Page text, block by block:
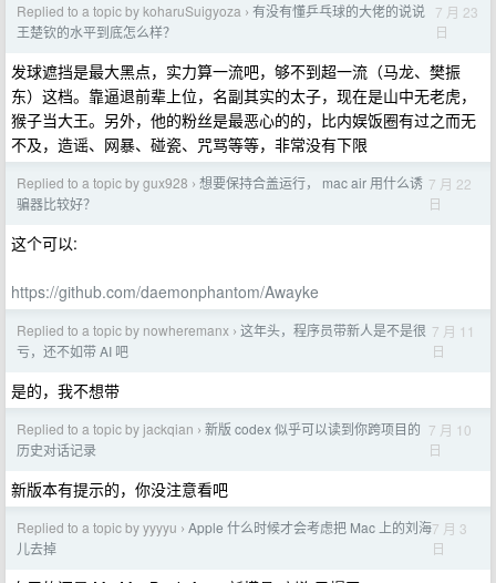
Replied to a topic by koharuSuigyoza › 有没有懂乒乓球的大佬的说说
王楚钦的水平到底怎么样？
7 月 23
日
发球遮挡是最大黑点，实力算一流吧，够不到超一流（马龙、樊振
东）这档。靠逼退前辈上位，名副其实的太子，现在是山中无老虎，
猴子当大王。另外，他的粉丝是最恶心的的，比内娱饭圈有过之而无
不及，造谣、网暴、碰瓷、咒骂等等，非常没有下限
Replied to a topic by gux928 › 想要保持合盖运行， mac air 用什么诱
骗器比较好？
7 月 22
日
这个可以:
https://github.com/daemonphantom/Awayke
Replied to a topic by nowheremanx › 这年头，程序员带新人是不是很
亏，还不如带 AI 吧
7 月 11
日
是的，我不想带
Replied to a topic by jackqian › 新版 codex 似乎可以读到你跨项目的
历史对话记录
7 月 10
日
新版本有提示的，你没注意看吧
Replied to a topic by yyyyu › Apple 什么时候才会考虑把 Mac 上的刘海
儿去掉
7 月 3
日